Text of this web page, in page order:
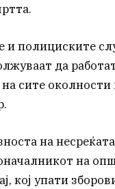
и полициските
да
сите околности
на
на
кој упати